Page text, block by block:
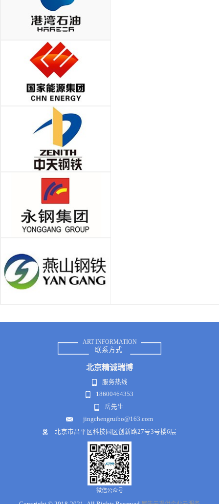
ART INFORMATION
联系方式
北京精诚瑞博
服务热线
18600464353
岳先生
jingchengruibo@163.com
北京市昌平区科技园区创新路27号3号楼6层
微信公众号